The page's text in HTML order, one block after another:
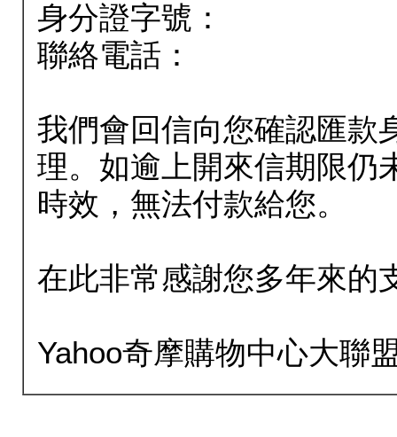
身分證字號：
聯絡電話：
我們會回信向您確認匯款
理。如逾上開來信期限仍
時效，無法付款給您。
在此非常感謝您多年來的
Yahoo奇摩購物中心大